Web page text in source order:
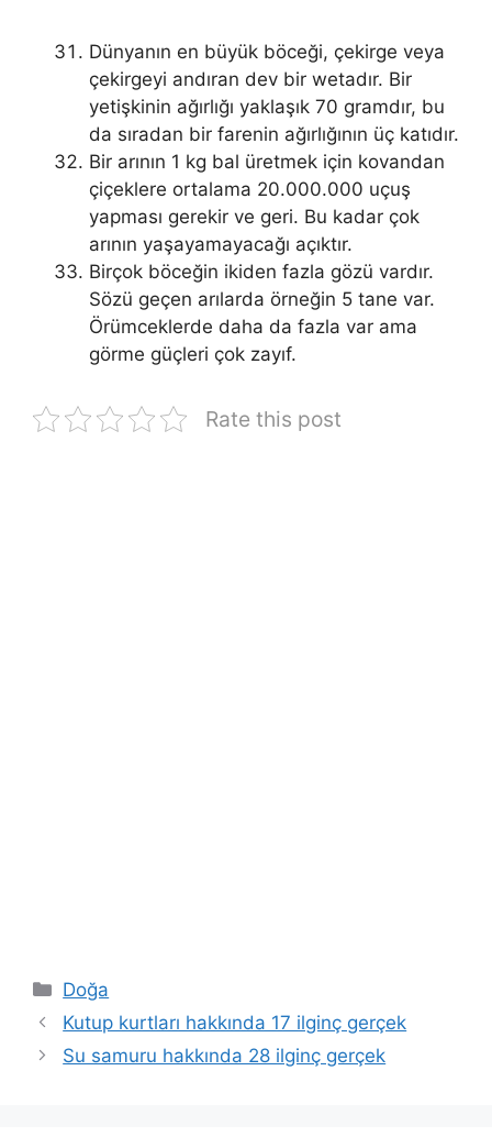
Dünyanın en büyük böceği, çekirge veya
çekirgeyi andıran dev bir wetadır. Bir
yetişkinin ağırlığı yaklaşık 70 gramdır, bu
da sıradan bir farenin ağırlığının üç katıdır.
Bir arının 1 kg bal üretmek için kovandan
çiçeklere ortalama 20.000.000 uçuş
yapması gerekir ve geri. Bu kadar çok
arının yaşayamayacağı açıktır.
Birçok böceğin ikiden fazla gözü vardır.
Sözü geçen arılarda örneğin 5 tane var.
Örümceklerde daha da fazla var ama
görme güçleri çok zayıf.
Rate this post
Kategoriler
Doğa
Kutup kurtları hakkında 17 ilginç gerçek
Su samuru hakkında 28 ilginç gerçek